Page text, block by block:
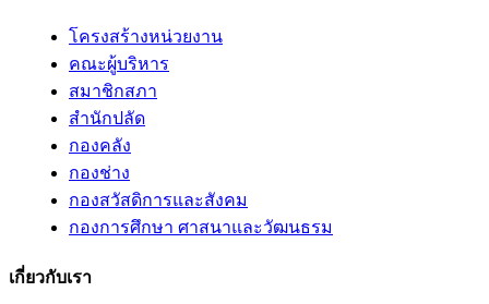
โครงสร้างหน่วยงาน
คณะผู้บริหาร
สมาชิกสภา
สำนักปลัด
กองคลัง
กองช่าง
กองสวัสดิการและสังคม
กองการศึกษา ศาสนาและวัฒนธรม
เกี่ยวกับเรา